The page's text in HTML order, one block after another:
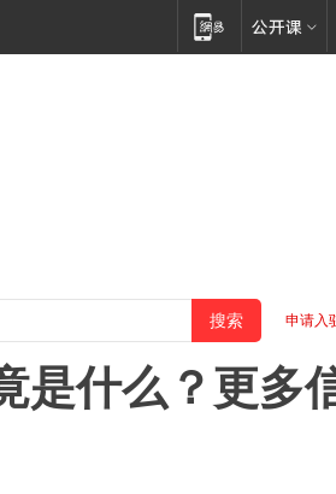
申请入
是什么？更多